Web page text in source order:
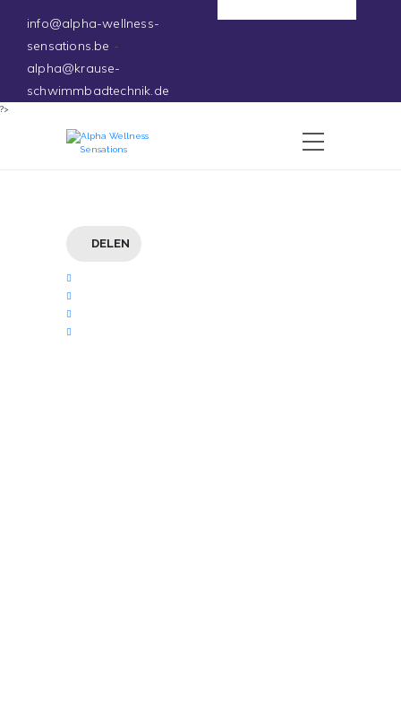
info@alpha-wellness-
sensations.be -
alpha@krause-
schwimmbadtechnik.de
?>
DELEN